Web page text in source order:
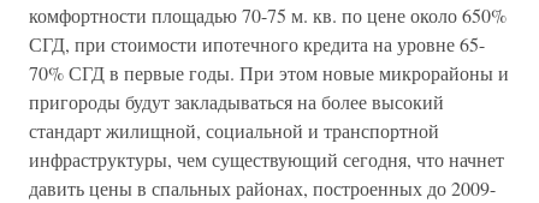
комфортности площадью 70-75 м. кв. по цене около 650%
СГД, при стоимости ипотечного кредита на уровне 65-
70% СГД в первые годы. При этом новые микрорайоны и
пригороды будут закладываться на более высокий
стандарт жилищной, социальной и транспортной
инфраструктуры, чем существующий сегодня, что начнет
давить цены в спальных районах, построенных до 2009-